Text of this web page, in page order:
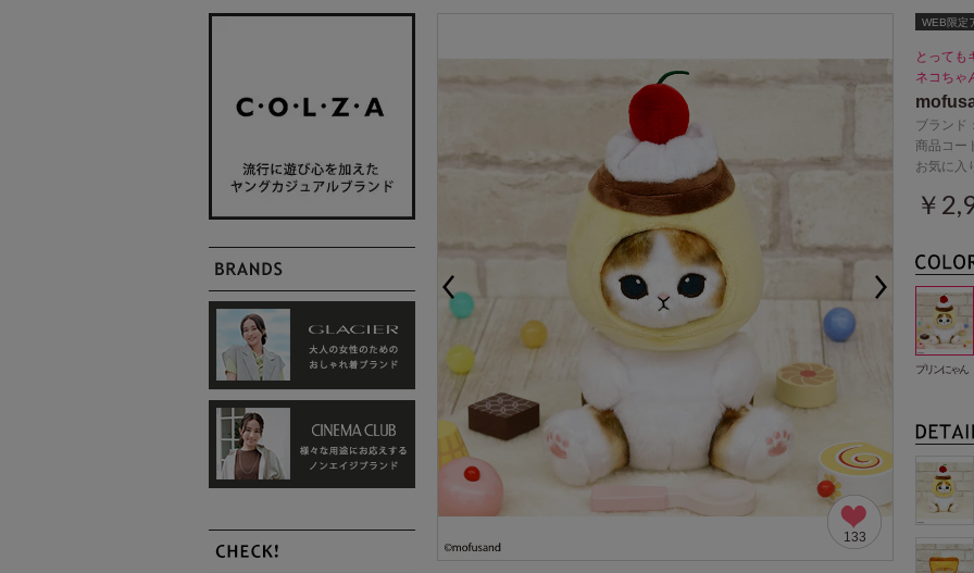
133
WEB限定
とっても
ネコちゃ
ブランド：
商品コー
お気に入
￥
プリンにゃん